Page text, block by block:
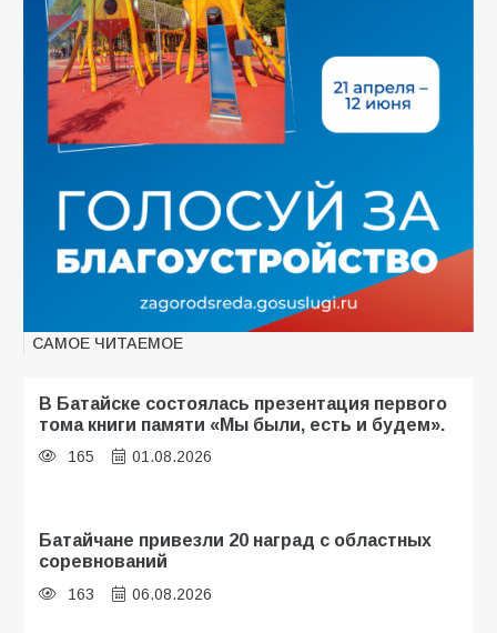
САМОЕ ЧИТАЕМОЕ
В Батайске состоялась презентация первого
тома книги памяти «Мы были, есть и будем».
165 01.08.2026
Батайчане привезли 20 наград с областных
соревнований
163 06.08.2026